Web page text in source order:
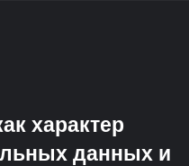
характер
данных и